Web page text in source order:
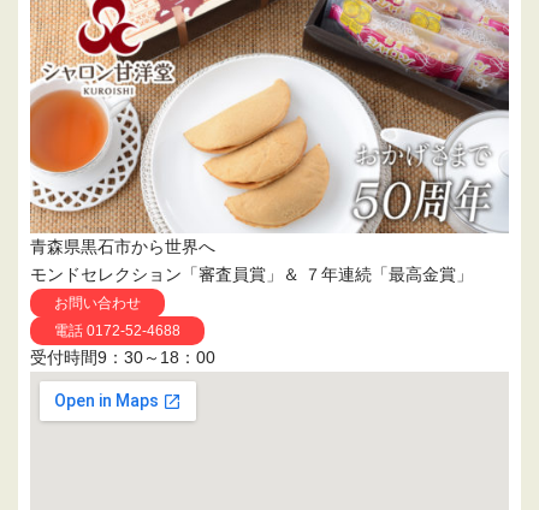
青森県黒石市から世界へ
モンドセレクション「審査員賞」＆ ７年連続「最高金賞」
お問い合わせ
電話 0172-52-4688
受付時間9：30～18：00